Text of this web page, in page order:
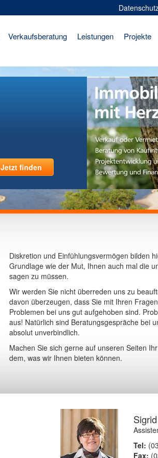
Verkaufsberatung Leistungen Projekte
Jetzt finden
Diskretion und Einfühlungsvermögen bilden
Grundlage wie der Mut, Ihnen auch mal die
sagen zu müssen.
Wir werden Sie nicht überreden uns zu
davon überzeugen, dass Sie mit Ihren
Problemen bei uns gut aufgehoben sind.
aus! Natürlich sind Beratungsgespräche bei
absolut unverbindlich.
Machen Sie sich gerne auf unseren Seiten
dem, was wir Ihnen bieten können.
Tel:
Fax: